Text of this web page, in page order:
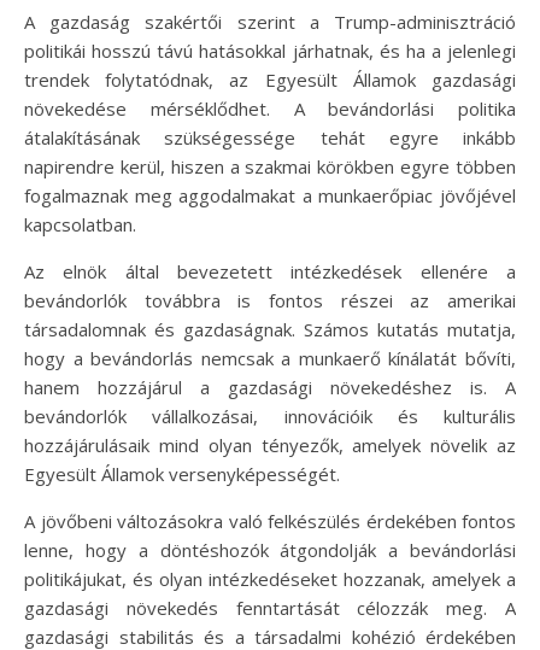
A gazdaság szakértői szerint a Trump-adminisztráció
politikái hosszú távú hatásokkal járhatnak, és ha a jelenlegi
trendek folytatódnak, az Egyesült Államok gazdasági
növekedése mérséklődhet. A bevándorlási politika
átalakításának szükségessége tehát egyre inkább
napirendre kerül, hiszen a szakmai körökben egyre többen
fogalmaznak meg aggodalmakat a munkaerőpiac jövőjével
kapcsolatban.
Az elnök által bevezetett intézkedések ellenére a
bevándorlók továbbra is fontos részei az amerikai
társadalomnak és gazdaságnak. Számos kutatás mutatja,
hogy a bevándorlás nemcsak a munkaerő kínálatát bővíti,
hanem hozzájárul a gazdasági növekedéshez is. A
bevándorlók vállalkozásai, innovációik és kulturális
hozzájárulásaik mind olyan tényezők, amelyek növelik az
Egyesült Államok versenyképességét.
A jövőbeni változásokra való felkészülés érdekében fontos
lenne, hogy a döntéshozók átgondolják a bevándorlási
politikájukat, és olyan intézkedéseket hozzanak, amelyek a
gazdasági növekedés fenntartását célozzák meg. A
gazdasági stabilitás és a társadalmi kohézió érdekében